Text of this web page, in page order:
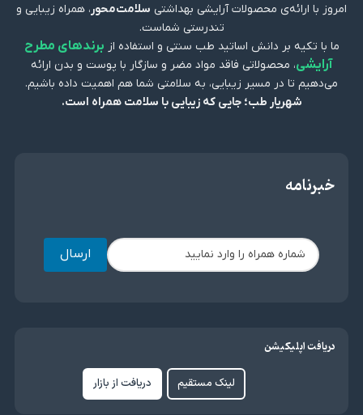
امروز با ارائه‌ی محصولات آرایشی بهداشتی سلامت‌محور، همراه زیبایی و
تندرستی شماست.
ما با تکیه بر دانش اساتید طب سنتی و استفاده از برندهای مطرح
آرایشی، محصولاتی فاقد مواد مضر و سازگار با پوست و بدن ارائه
می‌دهیم تا در مسیر زیبایی، به سلامتی شما هم اهمیت داده باشیم.
شهریار طب؛ جایی که زیبایی با سلامت همراه است.
خبرنامه
ارسال
دریافت اپلیکیشن
لینک مستقیم دریافت از بازار